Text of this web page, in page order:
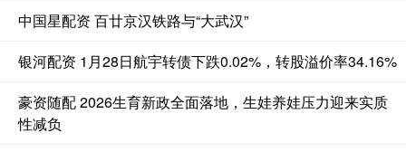
中国星配资 百廿京汉铁路与“大武汉”
银河配资 1月28日航宇转债下跌0.02%，转股溢价率34.16%
豪资随配 2026生育新政全面落地，生娃养娃压力迎来实质
性减负